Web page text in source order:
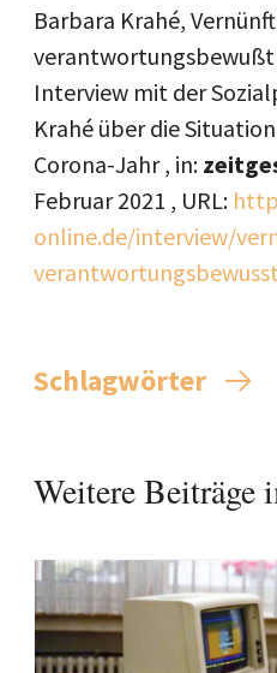
Barbara Krahé,
verantwortungsbewußt
Interview mit der
Krahé über die
Corona-Jahr , in:
Februar 2021 , URL:
online.de/interview/
Schlagwörter
Weitere Beiträge